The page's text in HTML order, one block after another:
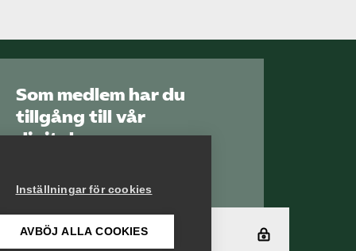
Som medlem har du
tillgång till vår
digitala
Arbetsgivarguiden
Logga in
Inställningar för cookies
AVBÖJ ALLA COOKIES